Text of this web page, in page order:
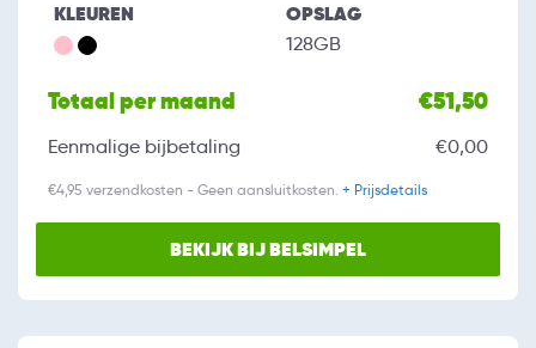
KLEUREN OPSLAG
128GB
Totaal per maand €51,50
Eenmalige bijbetaling €0,00
€4,95 verzendkosten - Geen aansluitkosten. + Prijsdetails
BEKIJK BIJ BELSIMPEL